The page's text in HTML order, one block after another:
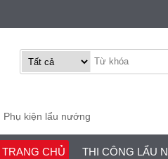
Phụ kiện lẩu nướng
TRANG CHỦ THI CÔNG LẨU